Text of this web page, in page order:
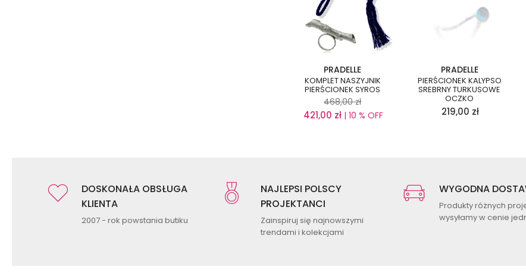
PRADELLE
KOMPLET NASZYJNIK
PIERŚCIONEK SYROS
468,00 zł
421,00 zł | 10 % OFF
PRADELLE
PIERŚCIONEK KALYPSO
SREBRNY TURKUSOWE
OCZKO
219,00 zł
DOSKONAŁA OBSŁUGA
KLIENTA
2007 - rok powstania butiku
NAJLEPSI POLSCY
PROJEKTANCI
Zainspiruj się najnowszymi
trendami i kolekcjami
WYGODNA
Produkty różnych
wysyłamy w cenie